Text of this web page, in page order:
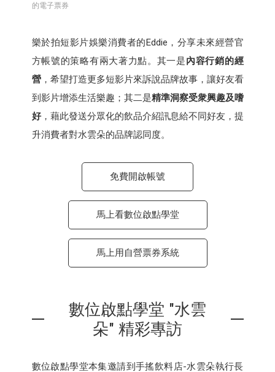
的電子票券
樂於拍短影片娛樂消費者的Eddie，分享未來經營官
方帳號的策略有兩大著力點。其一是內容行銷的經
營，希望打造更多短影片來訴說品牌故事，讓好友看
到影片增添生活樂趣；其二是精準洞察受衆興趣及嗜
好，藉此發送分眾化的飲品介紹訊息給不同好友，提
升消費者對水雲朵的品牌認同度。
免費開啟帳號
馬上看數位啟點學堂
馬上用自營票券系統
數位啟點學堂 "水雲
朵" 精彩專訪
數位啟點學堂本集邀請到手搖飲料店-水雲朵執行長